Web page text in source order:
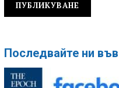
Последвайте ни